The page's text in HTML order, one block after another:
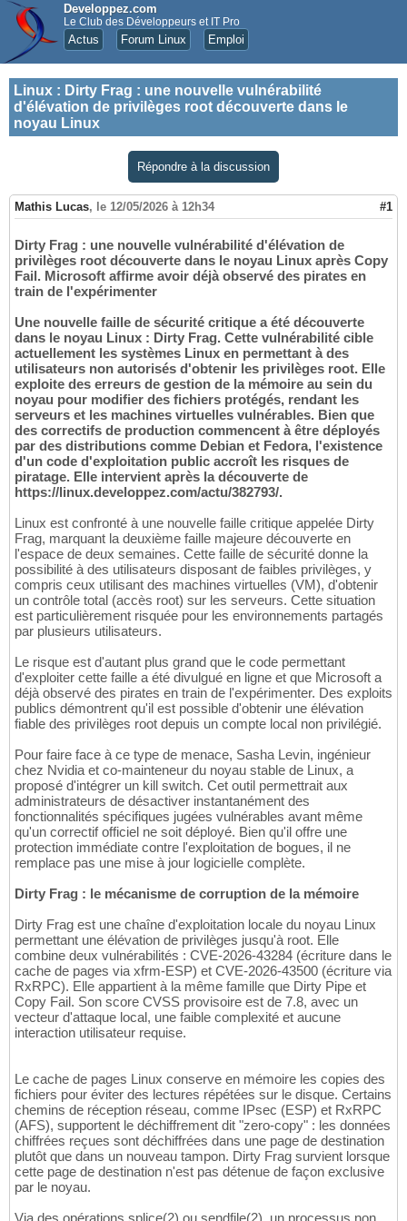
Developpez.com
Le Club des Développeurs et IT Pro
Actus Forum Linux Emploi
Linux : Dirty Frag : une nouvelle vulnérabilité
d'élévation de privilèges root découverte dans le
noyau Linux
Répondre à la discussion
Mathis Lucas, le 12/05/2026 à 12h34 #1
Dirty Frag : une nouvelle vulnérabilité d'élévation de
privilèges root découverte dans le noyau Linux après Copy
Fail. Microsoft affirme avoir déjà observé des pirates en
train de l'expérimenter
Une nouvelle faille de sécurité critique a été découverte
dans le noyau Linux : Dirty Frag. Cette vulnérabilité cible
actuellement les systèmes Linux en permettant à des
utilisateurs non autorisés d'obtenir les privilèges root. Elle
exploite des erreurs de gestion de la mémoire au sein du
noyau pour modifier des fichiers protégés, rendant les
serveurs et les machines virtuelles vulnérables. Bien que
des correctifs de production commencent à être déployés
par des distributions comme Debian et Fedora, l'existence
d'un code d'exploitation public accroît les risques de
piratage. Elle intervient après la découverte de
https://linux.developpez.com/actu/382793/.
Linux est confronté à une nouvelle faille critique appelée Dirty
Frag, marquant la deuxième faille majeure découverte en
l'espace de deux semaines. Cette faille de sécurité donne la
possibilité à des utilisateurs disposant de faibles privilèges, y
compris ceux utilisant des machines virtuelles (VM), d'obtenir
un contrôle total (accès root) sur les serveurs. Cette situation
est particulièrement risquée pour les environnements partagés
par plusieurs utilisateurs.
Le risque est d'autant plus grand que le code permettant
d'exploiter cette faille a été divulgué en ligne et que Microsoft a
déjà observé des pirates en train de l'expérimenter. Des exploits
publics démontrent qu'il est possible d'obtenir une élévation
fiable des privilèges root depuis un compte local non privilégié.
Pour faire face à ce type de menace, Sasha Levin, ingénieur
chez Nvidia et co-mainteneur du noyau stable de Linux, a
proposé d'intégrer un kill switch. Cet outil permettrait aux
administrateurs de désactiver instantanément des
fonctionnalités spécifiques jugées vulnérables avant même
qu'un correctif officiel ne soit déployé. Bien qu'il offre une
protection immédiate contre l'exploitation de bogues, il ne
remplace pas une mise à jour logicielle complète.
Dirty Frag : le mécanisme de corruption de la mémoire
Dirty Frag est une chaîne d'exploitation locale du noyau Linux
permettant une élévation de privilèges jusqu'à root. Elle
combine deux vulnérabilités : CVE-2026-43284 (écriture dans le
cache de pages via xfrm-ESP) et CVE-2026-43500 (écriture via
RxRPC). Elle appartient à la même famille que Dirty Pipe et
Copy Fail. Son score CVSS provisoire est de 7.8, avec un
vecteur d'attaque local, une faible complexité et aucune
interaction utilisateur requise.
Le cache de pages Linux conserve en mémoire les copies des
fichiers pour éviter des lectures répétées sur le disque. Certains
chemins de réception réseau, comme IPsec (ESP) et RxRPC
(AFS), supportent le déchiffrement dit "zero-copy" : les données
chiffrées reçues sont déchiffrées dans une page de destination
plutôt que dans un nouveau tampon. Dirty Frag survient lorsque
cette page de destination n'est pas détenue de façon exclusive
par le noyau.